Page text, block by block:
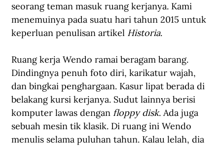
seorang teman masuk ruang kerjanya. Kami
menemuinya pada suatu hari tahun 2015 untuk
keperluan penulisan artikel Historia.
Ruang kerja Wendo ramai beragam barang.
Dindingnya penuh foto diri, karikatur wajah,
dan bingkai penghargaan. Kasur lipat berada di
belakang kursi kerjanya. Sudut lainnya berisi
komputer lawas dengan floppy disk. Ada juga
sebuah mesin tik klasik. Di ruang ini Wendo
menulis selama puluhan tahun. Kalau lelah, dia